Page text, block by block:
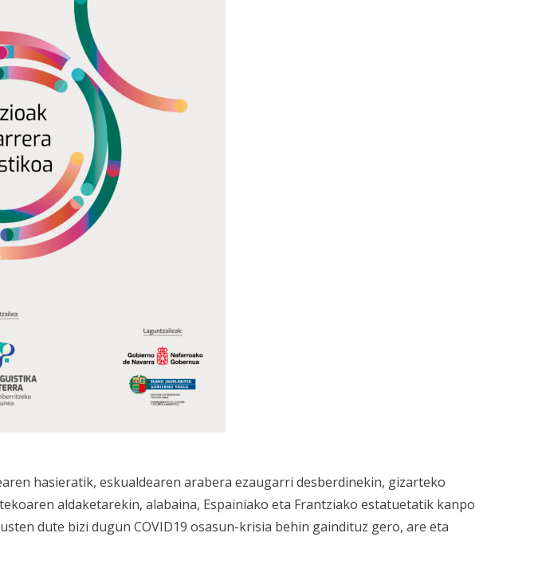
hasieratik, eskualdearen arabera ezaugarri desberdinekin, gizarteko
aldaketarekin, alabaina, Espainiako eta Frantziako estatuetatik kanpo
dute bizi dugun COVID19 osasun-krisia behin gaindituz gero, are eta